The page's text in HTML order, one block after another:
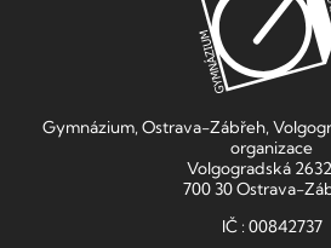
Gymnázium, Ostrava-Zábřeh,
organizace
Volgogradská
700 30 Ostrava-
IČ : 00842737